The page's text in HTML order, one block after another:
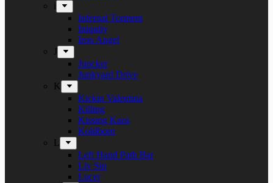
i
Infernal Torment
Iniquity
Iron Angel
J
Juncker
Junkyard Drive
K
Kickin Valentina
Killing
Kissing Kaos
Koldborn
L
Left Hand Path Bar
Liv Sin
Lucer